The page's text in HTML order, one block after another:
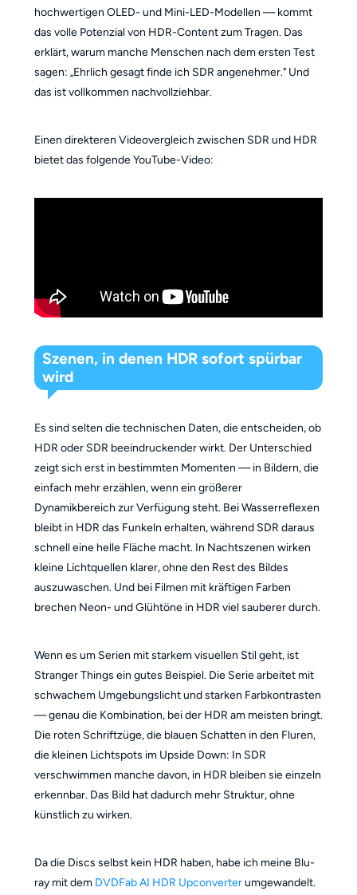
hochwertigen OLED- und Mini-LED-Modellen — kommt
das volle Potenzial von HDR-Content zum Tragen. Das
erklärt, warum manche Menschen nach dem ersten Test
sagen: „Ehrlich gesagt finde ich SDR angenehmer." Und
das ist vollkommen nachvollziehbar.
Einen direkteren Videovergleich zwischen SDR und HDR
bietet das folgende YouTube-Video:
Szenen, in denen HDR sofort spürbar
wird
Es sind selten die technischen Daten, die entscheiden, ob
HDR oder SDR beeindruckender wirkt. Der Unterschied
zeigt sich erst in bestimmten Momenten — in Bildern, die
einfach mehr erzählen, wenn ein größerer
Dynamikbereich zur Verfügung steht. Bei Wasserreflexen
bleibt in HDR das Funkeln erhalten, während SDR daraus
schnell eine helle Fläche macht. In Nachtszenen wirken
kleine Lichtquellen klarer, ohne den Rest des Bildes
auszuwaschen. Und bei Filmen mit kräftigen Farben
brechen Neon- und Glühtöne in HDR viel sauberer durch.
Wenn es um Serien mit starkem visuellen Stil geht, ist
Stranger Things ein gutes Beispiel. Die Serie arbeitet mit
schwachem Umgebungslicht und starken Farbkontrasten
— genau die Kombination, bei der HDR am meisten bringt.
Die roten Schriftzüge, die blauen Schatten in den Fluren,
die kleinen Lichtspots im Upside Down: In SDR
verschwimmen manche davon, in HDR bleiben sie einzeln
erkennbar. Das Bild hat dadurch mehr Struktur, ohne
künstlich zu wirken.
Da die Discs selbst kein HDR haben, habe ich meine Blu-
ray mit dem DVDFab AI HDR Upconverterumgewandelt.